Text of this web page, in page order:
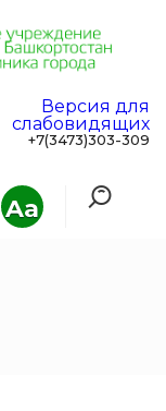
Aa
Версия для
слабовидящих
+7(3473)303-309